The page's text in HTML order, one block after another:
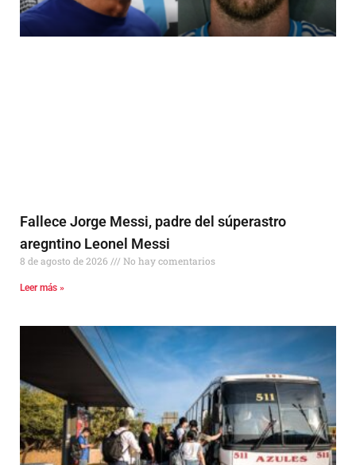
Fallece Jorge Messi, padre del súperastro
aregntino Leonel Messi
8 de agosto de 2026 No hay comentarios
Leer más »